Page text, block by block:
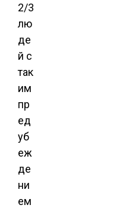
2/3
лю
де
й с
так
им
пр
ед
уб
еж
де
ни
ем